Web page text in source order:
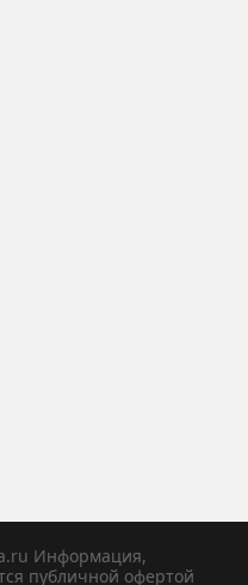
Информация,
публичной офертой